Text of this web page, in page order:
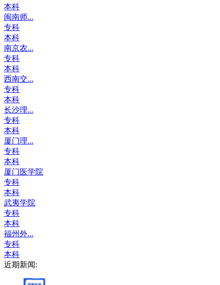
本科
闽南师...
专科
本科
南京农...
专科
本科
西南交...
专科
本科
长沙理...
专科
本科
厦门理...
专科
本科
厦门医学院
专科
本科
武夷学院
专科
本科
福州外...
专科
本科
近期新闻: